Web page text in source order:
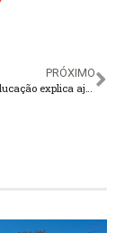
PRÓXIMO
Secretaria de Educação explica ajustes em cartões de material escolar